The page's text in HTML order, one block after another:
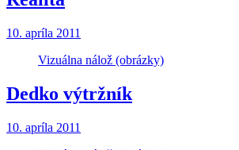
10. apríla 2011
Vizuálna nálož (obrázky)
Dedko výtržník
10. apríla 2011